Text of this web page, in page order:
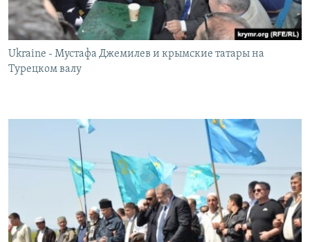
Ukraine - Мустафа Джемилев и крымские татары на
Турецком валу